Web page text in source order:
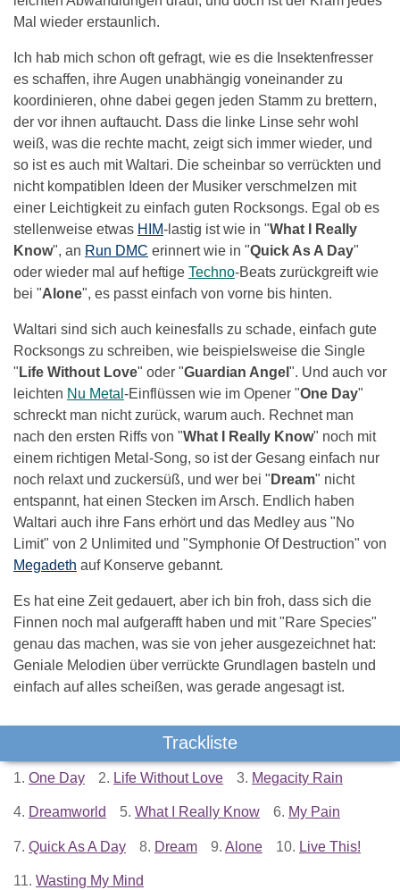
Mal wieder erstaunlich.
Ich hab mich schon oft gefragt, wie es die Insektenfresser
es schaffen, ihre Augen unabhängig voneinander zu
koordinieren, ohne dabei gegen jeden Stamm zu brettern,
der vor ihnen auftaucht. Dass die linke Linse sehr wohl
weiß, was die rechte macht, zeigt sich immer wieder, und
so ist es auch mit Waltari. Die scheinbar so verrückten und
nicht kompatiblen Ideen der Musiker verschmelzen mit
einer Leichtigkeit zu einfach guten Rocksongs. Egal ob es
stellenweise etwas HIM-lastig ist wie in "What I Really
Know", an Run DMC erinnert wie in "Quick As A Day"
oder wieder mal auf heftige Techno-Beats zurückgreift wie
bei "Alone", es passt einfach von vorne bis hinten.
Waltari sind sich auch keinesfalls zu schade, einfach gute
Rocksongs zu schreiben, wie beispielsweise die Single
" Life Without Love" oder "Guardian Angel ". Und auch vor
leichten Nu Metal -Einflüssen wie im Opener "One Day"
schreckt man nicht zurück, warum auch. Rechnet man
nach den ersten Riffs von "What I Really Know" noch mit
einem richtigen Metal-Song, so ist der Gesang einfach nur
noch relaxt und zuckersüß, und wer bei " Dream" nicht
entspannt, hat einen Stecken im Arsch. Endlich haben
Waltari auch ihre Fans erhört und das Medley aus "No
Limit" von 2 Unlimited und "Symphonie Of Destruction" von
Megadeth auf Konserve gebannt.
Es hat eine Zeit gedauert, aber ich bin froh, dass sich die
Finnen noch mal aufgerafft haben und mit "Rare Species"
genau das machen, was sie von jeher ausgezeichnet hat:
Geniale Melodien über verrückte Grundlagen basteln und
einfach auf alles scheißen, was gerade angesagt ist.
Trackliste
1. One Day 2. Life Without Love 3. Megacity Rain
4. Dreamworld 5. What I Really Know 6. My Pain
7. Quick As A Day 8. Dream 9. Alone 10. Live This!
11. Wasting My Mind